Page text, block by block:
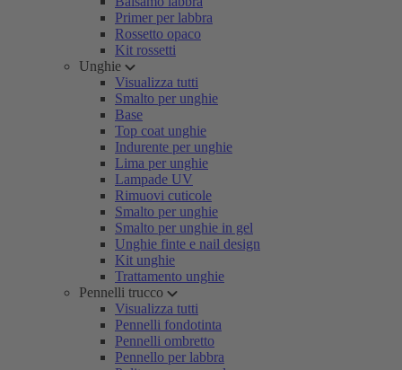
Primer per labbra
Rossetto opaco
Kit rossetti
Unghie
Visualizza tutti
Smalto per unghie
Base
Top coat unghie
Indurente per unghie
Lima per unghie
Lampade UV
Rimuovi cuticole
Smalto per unghie
Smalto per unghie in gel
Unghie finte e nail design
Kit unghie
Trattamento unghie
Pennelli trucco
Visualizza tutti
Pennelli fondotinta
Pennelli ombretto
Pennello per labbra